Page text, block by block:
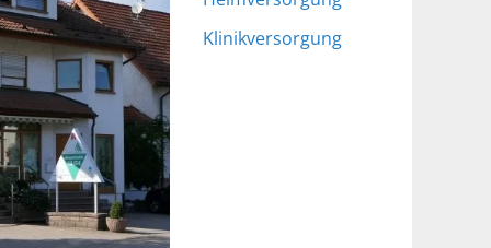
Klinikversorgung